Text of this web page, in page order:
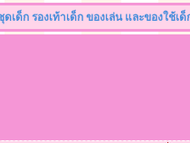
เด็ก รองเท้าเด็ก ของเล่น และของใช้เ